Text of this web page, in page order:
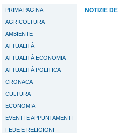
PRIMA PAGINA
AGRICOLTURA
AMBIENTE
ATTUALITÀ
ATTUALITÀ ECONOMIA
ATTUALITÀ POLITICA
CRONACA
CULTURA
ECONOMIA
EVENTI E APPUNTAMENTI
FEDE E RELIGIONI
NOTIZIE